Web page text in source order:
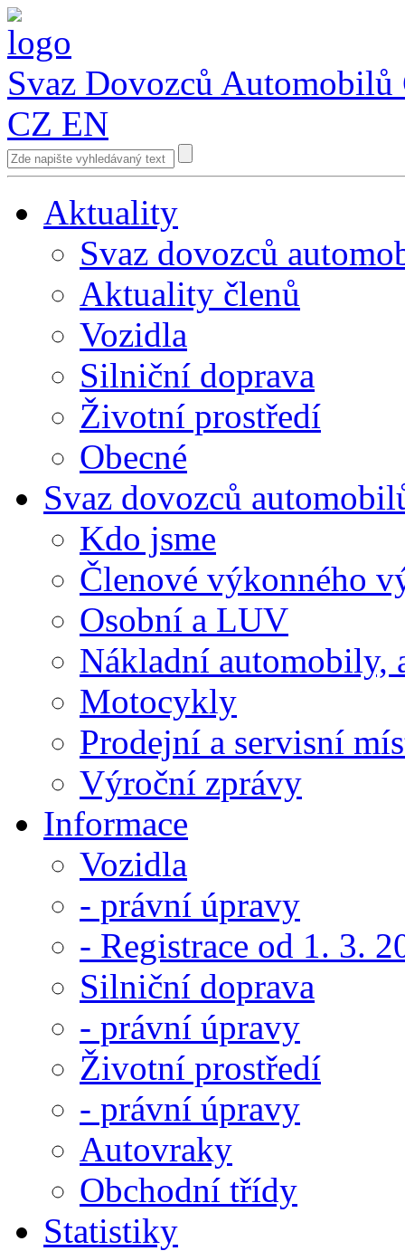
Svaz Dovozců Automobilů
CZ EN
Aktuality
Svaz dovozců
Aktuality členů
Vozidla
Silniční doprava
Životní prostředí
Obecné
Svaz dovozců
Kdo jsme
Členové výkonného
Osobní a LUV
Nákladní automobily,
Motocykly
Prodejní a servisní
Výroční zprávy
Informace
Vozidla
- právní úpravy
- Registrace od 1. 3.
Silniční doprava
- právní úpravy
Životní prostředí
- právní úpravy
Autovraky
Obchodní třídy
Statistiky